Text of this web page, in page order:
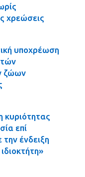
χρεώσεις
υποχρέωση
ζώων
κυριότητας
επί
την ένδειξη